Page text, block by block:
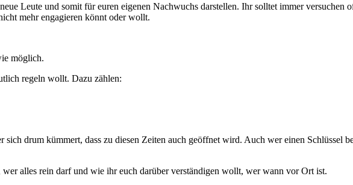
Leute und somit für euren eigenen Nachwuchs darstellen. Ihr solltet immer versuchen
mehr engagieren könnt oder wollt.
möglich.
regeln wollt. Dazu zählen:
sich drum kümmert, dass zu diesen Zeiten auch geöffnet wird. Auch wer einen Schlüssel
alles rein darf und wie ihr euch darüber verständigen wollt, wer wann vor Ort ist.